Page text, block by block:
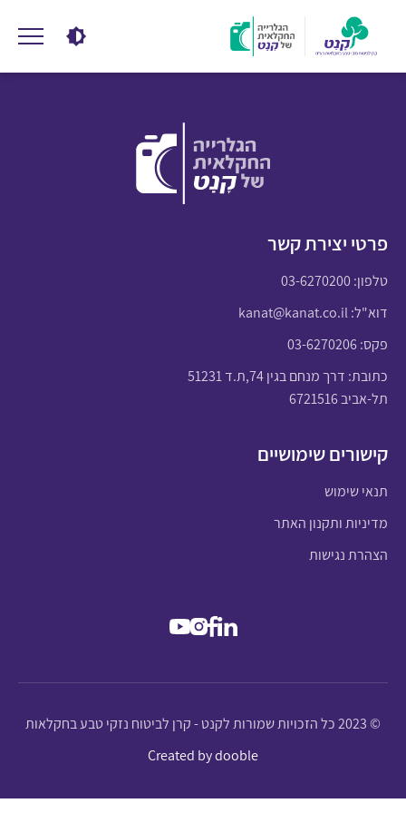
פרטי יצירת קשר
טלפון:03-6270200
דוא"ל:kanat@kanat.co.il
פקס: 03-6270206
כתובת: דרך מנחם בגין 74,ת.ד 51231
תל-אביב 6721516
קישורים שימושיים
תנאי שימוש
מדיניות ותקנון האתר
הצהרת נגישות
© 2023 כל הזכויות שמורות לקנט - קרן לביטוח נזקי טבע בחקלאות
Created by dooble